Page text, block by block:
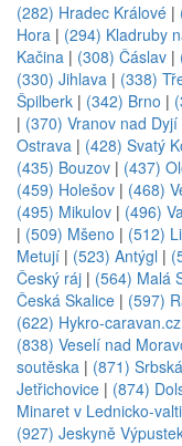
(282) Hradec Králové |
Hora | (294) Kladruby
Kačina | (308) Čáslav |
(330) Jihlava | (338)
Špilberk | (342) Brno |
| (370) Vranov nad Dyjí
Ostrava | (428) Svatý
(435) Bouzov | (437)
(459) Holešov | (468)
(495) Mikulov | (496)
| (509) Mšeno | (512)
Metují | (523) Antýgl |
Český ráj | (564) Malá
Česká Skalice | (597)
(622) Hykro-caravan.cz
(838) Veselí nad
soutěska | (871)
Jetřichovice | (874)
Minaret v Lednicko-
(927) Jeskyně